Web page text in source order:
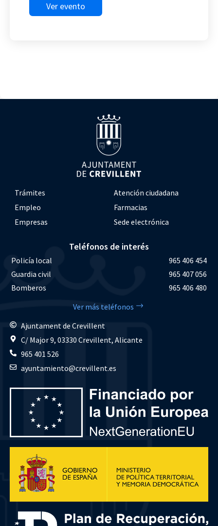
Ver evento
Trámites
Atención ciudadana
Empleo
Farmacias
Empresas
Sede electrónica
Teléfonos de interés
Policía local
965 406 454
Guardia civil
965 407 056
Bomberos
965 406 480
Ver más teléfonos
Ajuntament de Crevillent
C/ Major 9, 03330 Crevillent, Alicante
965 401 526
ayuntamiento@crevillent.es